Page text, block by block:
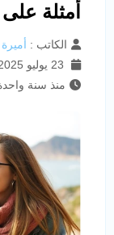
أمثلة
الكاتب :
منذ سنة